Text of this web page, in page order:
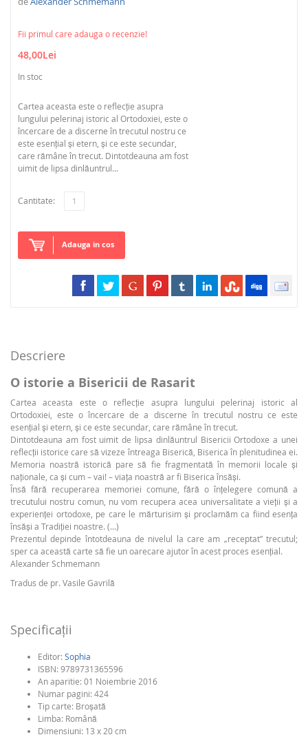
Fii primul care adauga o recenzie!
48,00Lei
In stoc
Cartea aceasta este o reflecţie asupra
lungului pelerinaj istoric al Ortodoxiei, este o
încercare de a discerne în trecutul nostru ce
este esenţial şi etern, şi ce este secundar,
care rămâne în trecut. Dintotdeauna am fost
uimit de lipsa dinlăuntrul...
Cantitate:
Adauga in cos
Descriere
O istorie a Bisericii de Rasarit
Cartea aceasta este o reflecţie asupra lungului pelerinaj istoric al
Ortodoxiei, este o încercare de a discerne în trecutul nostru ce este
esenţial şi etern, şi ce este secundar, care rămâne în trecut.
Dintotdeauna am fost uimit de lipsa dinlăuntrul ­Bisericii Ortodoxe a unei
reflecţii istorice care să vizeze întreaga Biserică, Biserica în plenitudinea ei.
Memoria noastră istorică pare să fie fragmentată în memorii ­locale şi
naţionale, ca şi cum – vai! – viaţa noastră ar fi Biserica însăşi.
Însă fără recuperarea memoriei comune, fără o înţelegere comună a
trecutului nostru comun, nu vom recupera acea universalitate a vieţii şi a
experienţei ortodoxe, pe care le mărturisim şi proclamăm ca fiind esenţa
însăși a Tradiţiei noastre. (...)
Prezentul depinde întotdeauna de nivelul la care am „receptat” trecutul;
sper ca această carte să fie un oarecare ajutor în acest proces esenţial.
Alexander Schmemann
Tradus de pr. Vasile Gavrilă
Specificaţii
Editor: Sophia
ISBN: 9789731365596
An aparitie: 01 Noiembrie 2016
Numar pagini: 424
Tip carte: Broşată
Limba: Română
Dimensiuni: 13 x 20 cm